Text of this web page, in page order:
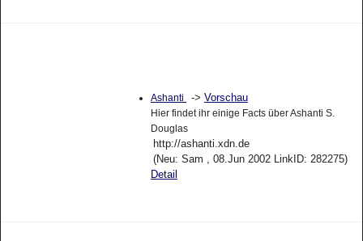
Ashanti -> Vorschau
Hier findet ihr einige Facts über Ashanti S.
Douglas
http://ashanti.xdn.de
(Neu: Sam , 08.Jun 2002 LinkID: 282275)
Detail